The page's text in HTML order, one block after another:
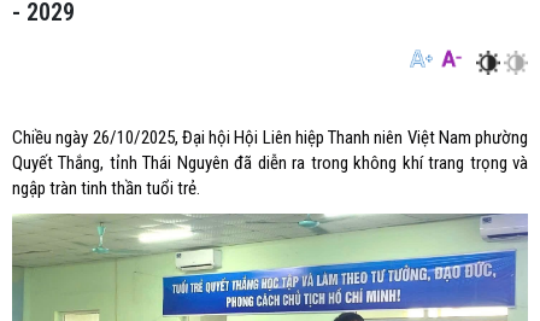
- 2029
Chiều ngày 26/10/2025, Đại hội Hội Liên hiệp Thanh niên Việt Nam phường
Quyết Thắng, tỉnh Thái Nguyên đã diễn ra trong không khí trang trọng và
ngập tràn tinh thần tuổi trẻ.